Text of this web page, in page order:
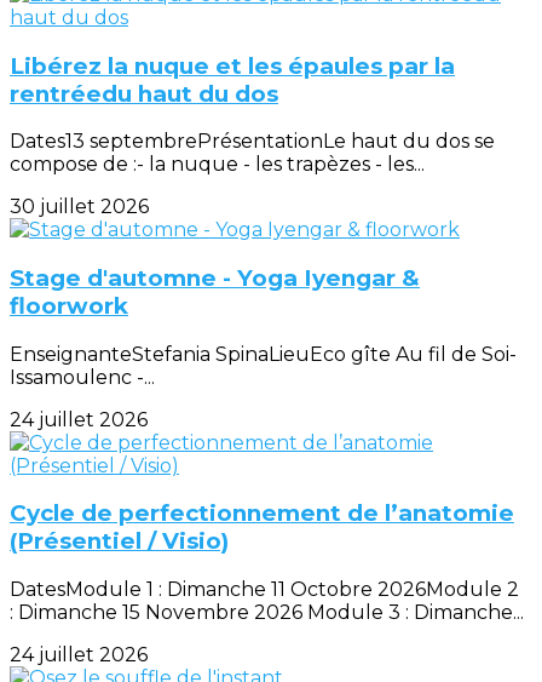
Libérez la nuque et les épaules par la
rentréedu haut du dos
Dates13 septembrePrésentationLe haut du dos se
compose de :- la nuque - les trapèzes - les...
30 juillet 2026
Stage d'automne - Yoga Iyengar &
floorwork
EnseignanteStefania SpinaLieuEco gîte Au fil de Soi-
Issamoulenc -...
24 juillet 2026
Cycle de perfectionnement de l’anatomie
(Présentiel / Visio)
DatesModule 1 : Dimanche 11 Octobre 2026Module 2
: Dimanche 15 Novembre 2026 Module 3 : Dimanche...
24 juillet 2026